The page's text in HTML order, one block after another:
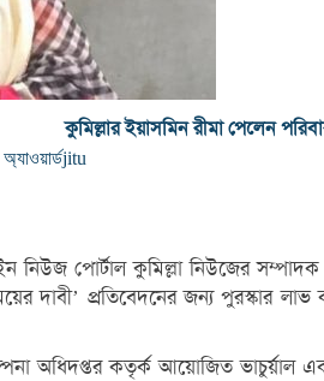
কুমিল্লার ইয়াসমিন রীমা পেলেন
অ্যাওয়ার্ডjitu
নিউজ পোর্টাল কুমিল্লা নিউজের
দাবী’ প্রতিবেদনের জন্য পুরস্কার
অধিদপ্তর কতৃর্ক আয়োজিত ভাচুর্য়াল এক